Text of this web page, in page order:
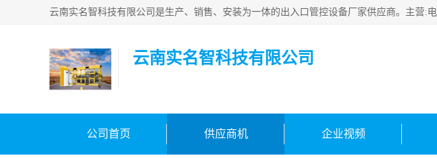
云南实名智科技有限公司
公司首页 供应商机 企业视频